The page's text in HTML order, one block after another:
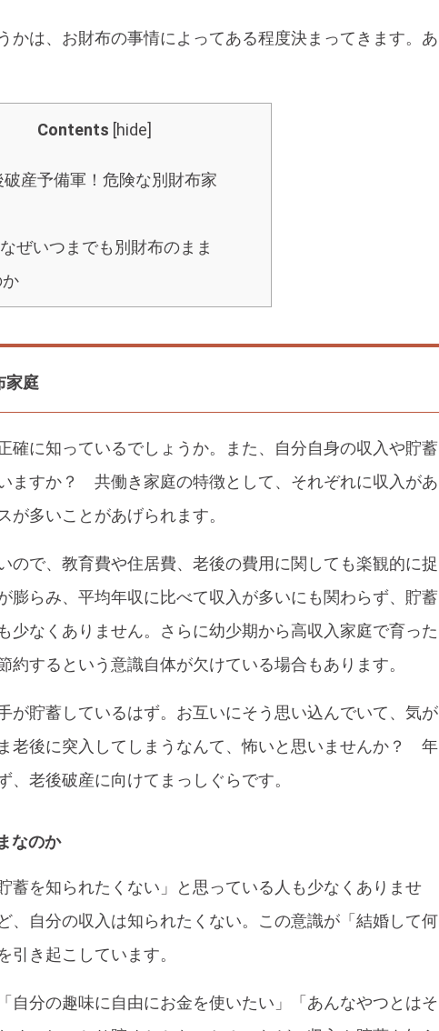
かは、お財布の事情によってある程度決まってきます。あ
Contents [hide]
破産予備軍！危険な別財布家
ぜいつまでも別財布のまま
家庭
確に知っているでしょうか。また、自分自身の収入や貯蓄
ますか？ 共働き家庭の特徴として、それぞれに収入があ
が多いことがあげられます。
ので、教育費や住居費、老後の費用に関しても楽観的に捉
膨らみ、平均年収に比べて収入が多いにも関わらず、貯蓄
少なくありません。さらに幼少期から高収入家庭で育った
約するという意識自体が欠けている場合もあります。
が貯蓄しているはず。お互いにそう思い込んでいて、気が
老後に突入してしまうなんて、怖いと思いませんか？ 年
老後破産に向けてまっしぐらです。
なのか
蓄を知られたくない」と思っている人も少なくありませ
、自分の収入は知られたくない。この意識が「結婚して何
き起こしています。
自分の趣味に自由にお金を使いたい」「あんなやつとはそ